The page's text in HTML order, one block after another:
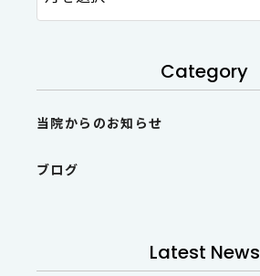
Category
当院からのお知らせ
ブログ
Latest News